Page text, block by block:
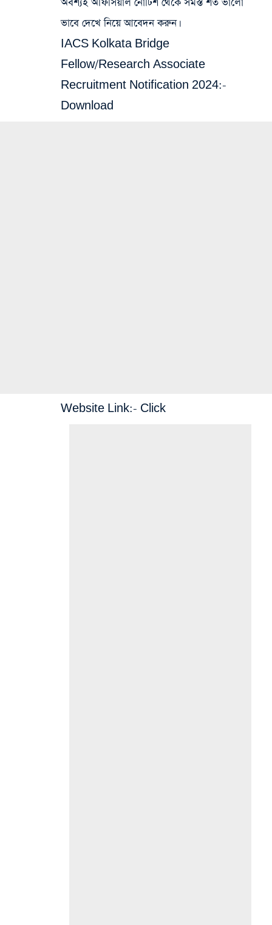
অবশ্যই অফিসিয়াল নোটিশ থেকে সমস্ত শর্ত ভালো
ভাবে দেখে নিয়ে আবেদন করুন।
IACS Kolkata Bridge
Fellow/Research Associate
Recruitment Notification 2024:-
Download
Website Link:- Click